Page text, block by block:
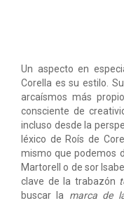
Un aspecto en
Corella es su estilo.
arcaísmos más
consciente de
incluso desde la
léxico de Roís de
mismo que podemos
Martorell o de sor
clave de la trabazón
buscar la marca de